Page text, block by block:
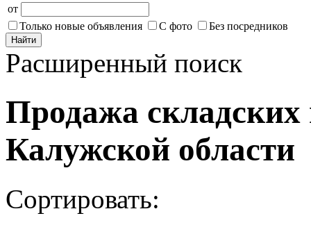
от
Только новые объявления
С фото Без посредников
Найти
Расширенный поиск
Продажа
Калужской области
Сортировать: